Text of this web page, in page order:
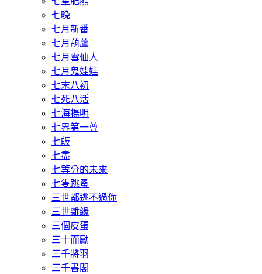
七晚
七月新番
七月葫蘆
七月雪仙人
七月鬼娃娃
七末八初
七死八活
七海揚明
七界第一尊
七皈
七盡
七等分的未來
七隻跳蚤
三世都逃不過你
三世離緣
三個皮蛋
三十而勵
三千將羽
三千書閣